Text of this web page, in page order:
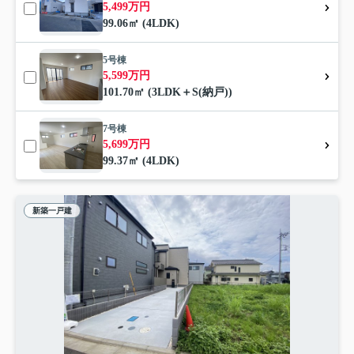
5,499万円
99.06㎡ (4LDK)
5号棟
5,599万円
101.70㎡ (3LDK＋S(納戸))
7号棟
5,699万円
99.37㎡ (4LDK)
新築一戸建